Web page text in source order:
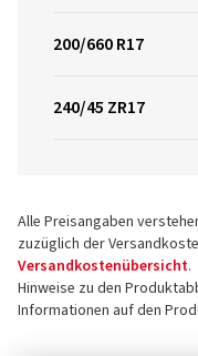
200/660 R17
240/45 ZR17
Alle Preisangaben
zuzüglich der
Versandkostenübersicht.
Hinweise zu den
Informationen auf den